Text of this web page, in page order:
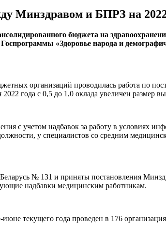
Минздравом и БПРЗ на
бюджета на
«Здоровье народа и
организаций проводилась работа по
года с 0,5 до 1,0 оклада увеличен размер
с учетом надбавок за работу в условиях
у специалистов со средним
№ 131 и приняты постановления
надбавки медицинским работникам.
текущего года проведен в 176